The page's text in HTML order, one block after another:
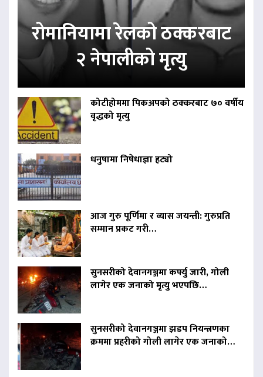
रोमानियामा रेलको ठक्करबाट
२ नेपालीको मृत्यु
कोटीहोममा पिकअपको ठक्करबाट ७० वर्षीय
वृद्धको मृत्यु
धनुषामा निषेधाज्ञा हट्यो
आज गुरु पूर्णिमा र व्यास जयन्ती: गुरुप्रति
सम्मान प्रकट गरी…
सुनसरीको देवानगञ्जमा कर्फ्यु जारी, गोली
लागेर एक जनाको मृत्यु भएपछि…
सुनसरीको देवानगञ्जमा झडप नियन्त्रणका
क्रममा प्रहरीको गोली लागेर एक जनाको…